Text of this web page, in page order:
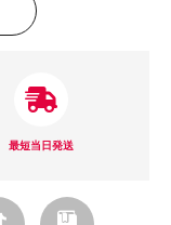
最短当日発送